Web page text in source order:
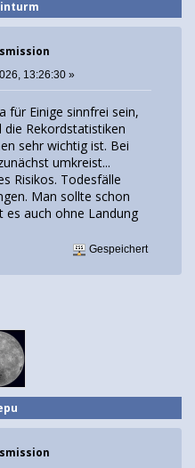
13:26:30 »
für Einige sinnfrei sein,
die Rekordstatistiken
sehr wichtig ist. Bei
umkreist...
Risikos. Todesfälle
Man sollte schon
auch ohne Landung
Gespeichert